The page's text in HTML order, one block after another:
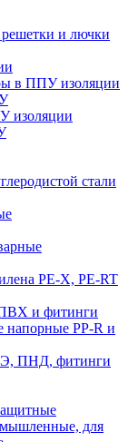
и лючки
в ППУ изоляции
изоляции
стали
PE-X, PE-RT
и фитинги
напорные PP-R и
ПНД, фитинги
для